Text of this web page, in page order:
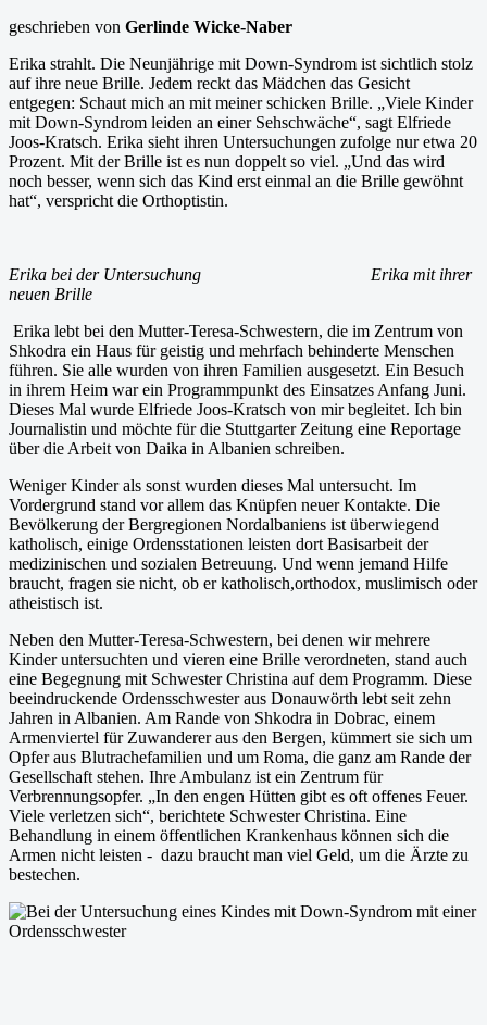
geschrieben von Gerlinde Wicke-Naber
Erika strahlt. Die Neunjährige mit Down-Syndrom ist sichtlich stolz
auf ihre neue Brille. Jedem reckt das Mädchen das Gesicht
entgegen: Schaut mich an mit meiner schicken Brille. „Viele Kinder
mit Down-Syndrom leiden an einer Sehschwäche“, sagt Elfriede
Joos-Kratsch. Erika sieht ihren Untersuchungen zufolge nur etwa 20
Prozent. Mit der Brille ist es nun doppelt so viel. „Und das wird
noch besser, wenn sich das Kind erst einmal an die Brille gewöhnt
hat“, verspricht die Orthoptistin.
Erika bei der Untersuchung Erika mit ihrer
neuen Brille
Erika lebt bei den Mutter-Teresa-Schwestern, die im Zentrum von
Shkodra ein Haus für geistig und mehrfach behinderte Menschen
führen. Sie alle wurden von ihren Familien ausgesetzt. Ein Besuch
in ihrem Heim war ein Programmpunkt des Einsatzes Anfang Juni.
Dieses Mal wurde Elfriede Joos-Kratsch von mir begleitet. Ich bin
Journalistin und möchte für die Stuttgarter Zeitung eine Reportage
über die Arbeit von Daika in Albanien schreiben.
Weniger Kinder als sonst wurden dieses Mal untersucht. Im
Vordergrund stand vor allem das Knüpfen neuer Kontakte. Die
Bevölkerung der Bergregionen Nordalbaniens ist überwiegend
katholisch, einige Ordensstationen leisten dort Basisarbeit der
medizinischen und sozialen Betreuung. Und wenn jemand Hilfe
braucht, fragen sie nicht, ob er katholisch,orthodox, muslimisch oder
atheistisch ist.
Neben den Mutter-Teresa-Schwestern, bei denen wir mehrere
Kinder untersuchten und vieren eine Brille verordneten, stand auch
eine Begegnung mit Schwester Christina auf dem Programm. Diese
beeindruckende Ordensschwester aus Donauwörth lebt seit zehn
Jahren in Albanien. Am Rande von Shkodra in Dobrac, einem
Armenviertel für Zuwanderer aus den Bergen, kümmert sie sich um
Opfer aus Blutrachefamilien und um Roma, die ganz am Rande der
Gesellschaft stehen. Ihre Ambulanz ist ein Zentrum für
Verbrennungsopfer. „In den engen Hütten gibt es oft offenes Feuer.
Viele verletzen sich“, berichtete Schwester Christina. Eine
Behandlung in einem öffentlichen Krankenhaus können sich die
Armen nicht leisten - dazu braucht man viel Geld, um die Ärzte zu
bestechen.